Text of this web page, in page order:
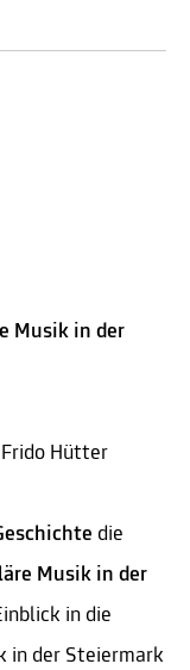
Musik in der
Hütter
die
Musik in der
in die
in der Steiermark